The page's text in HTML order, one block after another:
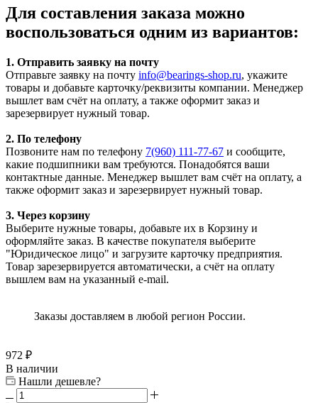
Для составления заказа можно
воспользоваться одним из вариантов:
1. Отправить заявку на почту
Отправьте заявку на почту info@bearings-shop.ru, укажите
товары и добавьте карточку/реквизиты компании. Менеджер
вышлет вам счёт на оплату, а также оформит заказ и
зарезервирует нужный товар.
2. По телефону
Позвоните нам по телефону 7(960) 111-77-67 и сообщите,
какие подшипники вам требуются. Понадобятся ваши
контактные данные. Менеджер вышлет вам счёт на оплату, а
также оформит заказ и зарезервирует нужный товар.
3. Через корзину
Выберите нужные товары, добавьте их в Корзину и
оформляйте заказ. В качестве покупателя выберите
"Юридическое лицо" и загрузите карточку предприятия.
Товар зарезервируется автоматически, а счёт на оплату
вышлем вам на указанный e-mail.
Заказы доставляем в любой регион России.
972 ₽
В наличии
Нашли дешевле?